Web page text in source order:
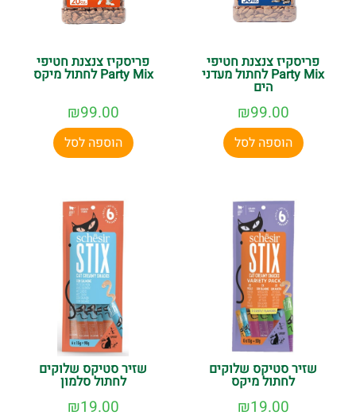
פריסקיז צנצנת חטיפי
Party Mix לחתול מעדני
הים
₪99.00
הוספה לסל
פריסקיז צנצנת חטיפי
Party Mix לחתול מיקס
₪99.00
הוספה לסל
שזיר סטיקס שלוקים
לחתול מיקס
₪19.00
שזיר סטיקס שלוקים
לחתול סלמון
₪19.00